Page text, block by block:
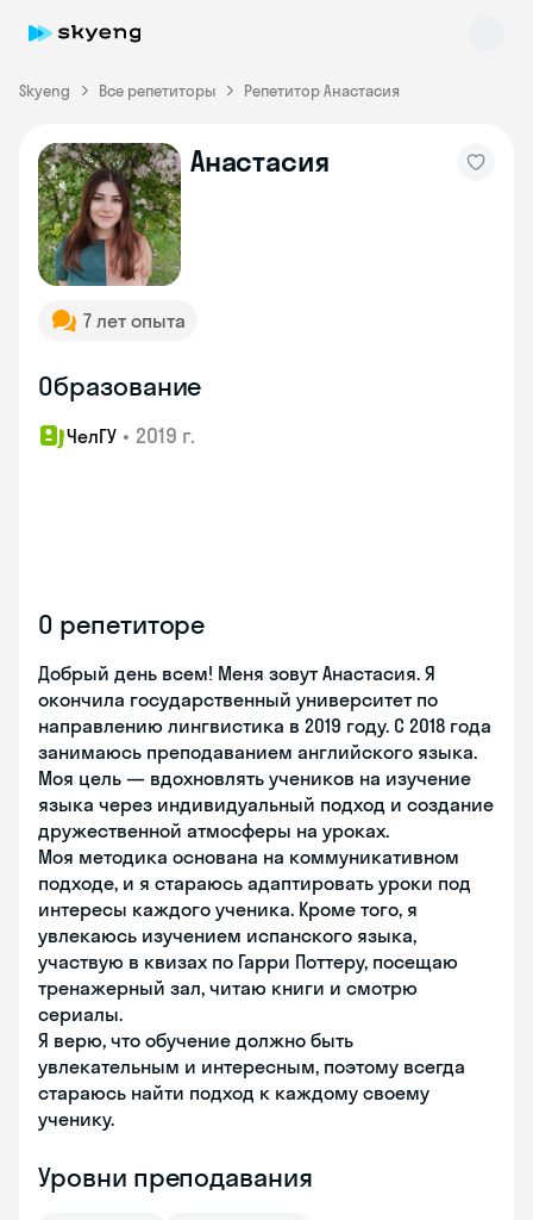
Skyeng Все репетиторы Репетитор Анастасия
Анастасия
7 лет опыта
Образование
ЧелГУ • 2019 г.
О репетиторе
Добрый день всем! Меня зовут Анастасия. Я
окончила государственный университет по
направлению лингвистика в 2019 году. С 2018 года
занимаюсь преподаванием английского языка.
Моя цель — вдохновлять учеников на изучение
языка через индивидуальный подход и создание
дружественной атмосферы на уроках.
Моя методика основана на коммуникативном
подходе, и я стараюсь адаптировать уроки под
интересы каждого ученика. Кроме того, я
увлекаюсь изучением испанского языка,
участвую в квизах по Гарри Поттеру, посещаю
тренажерный зал, читаю книги и смотрю
сериалы.
Я верю, что обучение должно быть
увлекательным и интересным, поэтому всегда
стараюсь найти подход к каждому своему
ученику.
Уровни преподавания
Skyeng Chat
online